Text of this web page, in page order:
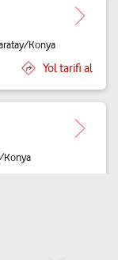
Konya
Yol tarifi al
Konya